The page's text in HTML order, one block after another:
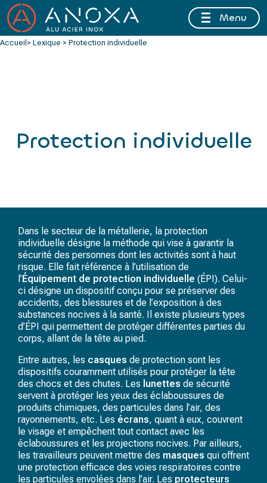
FERMETURE ESTIVALE DU 10 AU 16 AOÛT 2026 INCLUSMenu
Accueil > Lexique > Protection individuelle
Protection individuelle
Dans le secteur de la métallerie, la protection
individuelle désigne la méthode qui vise à garantir la
sécurité des personnes dont les activités sont à haut
risque. Elle fait référence à l’utilisation de
l’Équipement de protection individuelle (ÉPI). Celui-
ci désigne un dispositif conçu pour se préserver des
accidents, des blessures et de l’exposition à des
substances nocives à la santé. Il existe plusieurs types
d’ÉPI qui permettent de protéger différentes parties du
corps, allant de la tête au pied.
Entre autres, les casques de protection sont les
dispositifs couramment utilisés pour protéger la tête
des chocs et des chutes. Les lunettes de sécurité
servent à protéger les yeux des éclaboussures de
produits chimiques, des particules dans l’air, des
rayonnements, etc. Les écrans, quant à eux, couvrent
le visage et empêchent tout contact avec les
éclaboussures et les projections nocives. Par ailleurs,
les travailleurs peuvent mettre des masques qui offrent
une protection efficace des voies respiratoires contre
les particules envolées dans l’air. Les protecteurs